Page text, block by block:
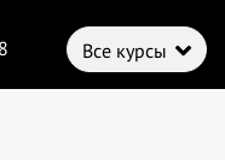
Все курсы